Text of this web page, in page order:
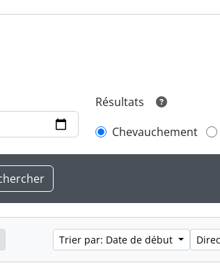
Résultats
Chevauchement
Trier par: Date de début